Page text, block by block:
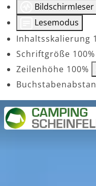
Bildschirmleser
Lesemodus
Inhaltsskalierung
Schriftgröße 100%
Zeilenhöhe 100%